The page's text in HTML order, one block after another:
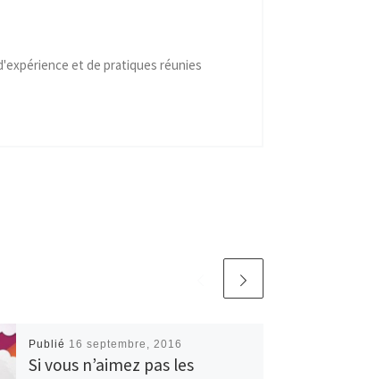
et de pratiques réunies
Publié 16 septembre, 2016
Si vous n’aimez pas les